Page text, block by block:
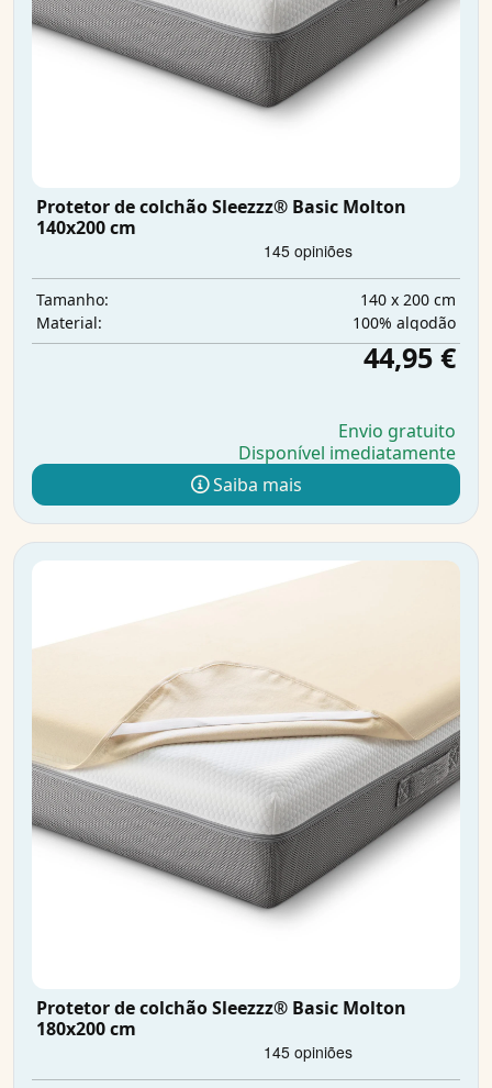
Protetor de colchão Sleezzz® Basic Molton
140x200 cm
Tamanho:
140 x 200 cm
Material:
100% algodão
44,95 €
Envio gratuito
Disponível imediatamente
Saiba mais
Protetor de colchão Sleezzz® Basic Molton
180x200 cm